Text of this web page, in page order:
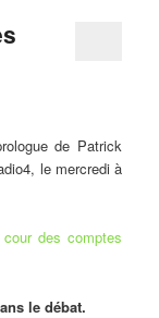
de Patrick
le mercredi à
des comptes
le débat.